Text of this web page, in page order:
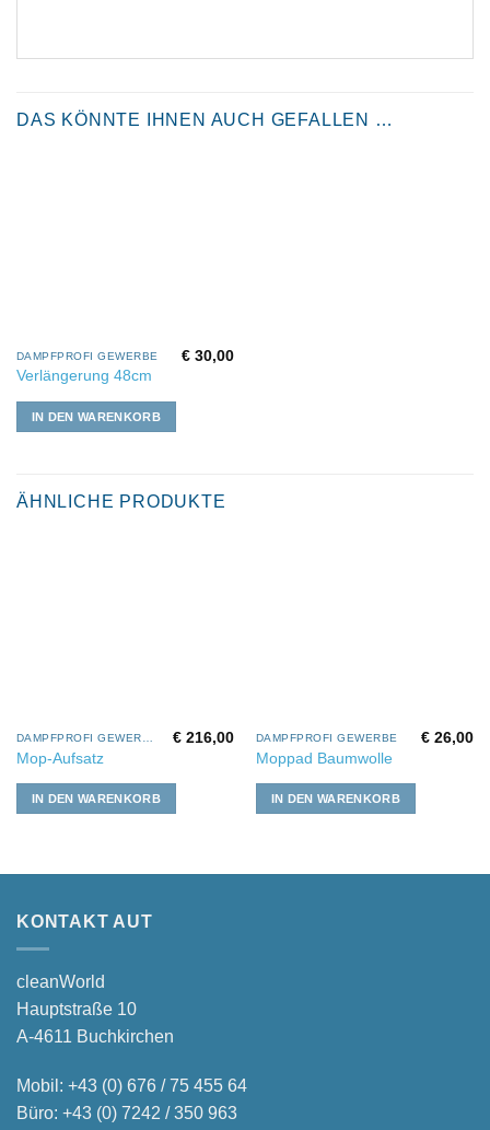
DAS KÖNNTE IHNEN AUCH GEFALLEN …
DAMPFPROFI GEWERBE
Verlängerung 48cm
€ 30,00
IN DEN WARENKORB
ÄHNLICHE PRODUKTE
DAMPFPROFI GEWERBE
Mop-Aufsatz
€ 216,00
IN DEN WARENKORB
DAMPFPROFI GEWERBE
Moppad Baumwolle
€ 26,00
IN DEN WARENKORB
KONTAKT AUT
cleanWorld
Hauptstraße 10
A-4611 Buchkirchen
Mobil: +43 (0) 676 / 75 455 64
Büro: +43 (0) 7242 / 350 963